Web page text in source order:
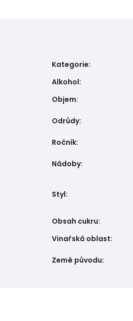
Kategorie:
Alkohol:
Objem:
Odrůdy:
Ročník:
Nádoby:
Styl:
Obsah cukru:
Vinařská oblast:
Země původu: